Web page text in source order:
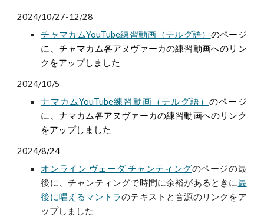
2024/10/27-12/28
チャマカムYouTube練習動画（テルグ語） のページ
に、チャマカム各アヌヴァーカの練習動画へのリン
クをアップしました
2024/10/5
ナ マカムYouTube練習動画（テルグ語）のページ
に、ナマカム各アヌヴァーカの練習動画へのリンク
をアップしました
2024/8/24
オンライン ヴェーダ チャンティングのページの最
後に、チャンティングで時間に余裕があるときに最
後に唱えるマントラのテキストと音源のリンクをア
ップしました